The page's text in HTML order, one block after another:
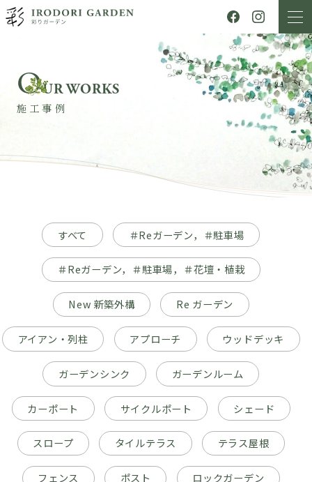
OUR WORKS
施工事例
すべて ＃Reガーデン，＃駐車場
＃Reガーデン，＃駐車場，＃花壇・植栽
New 新築外構 Re ガーデン
アイアン・列柱 アプローチ ウッドデッキ
ガーデンシンク ガーデンルーム
カーポート サイクルポート シェード
スロープ タイルテラス テラス屋根
フェンス ポスト ロックガーデン